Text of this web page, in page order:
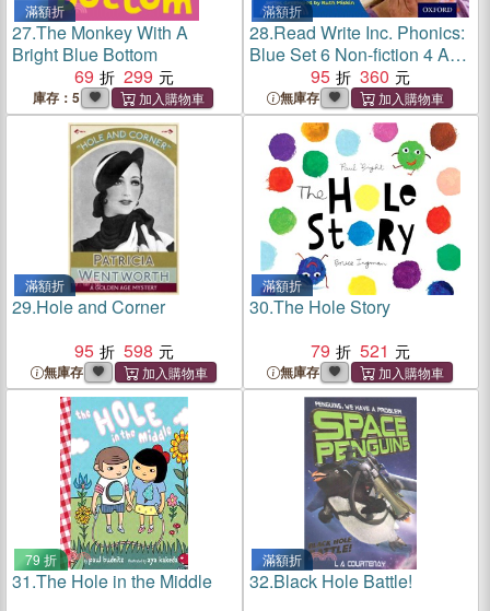
滿額折
27.The Monkey With A
Bright Blue Bottom
69
299
庫存：5
滿額折
28.Read Write Inc. Phonics:
Blue Set 6 Non-fiction 4 A
hole in my tooth
95 360
無庫存
滿額折
29.Hole and Corner
95
598
無庫存
滿額折
30.The Hole Story
79
521
無庫存
79 折
31.The Hole in the Middle
滿額折
32.Black Hole Battle!